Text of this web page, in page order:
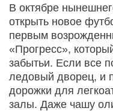
В октябре
открыть новое
первым
«Прогресс»,
забытьи. Если все
ледовый дворец, и
дорожки для
залы. Даже чашу